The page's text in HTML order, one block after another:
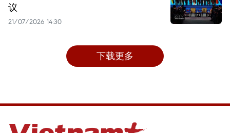
议
21/07/2026 14:30
下载更多